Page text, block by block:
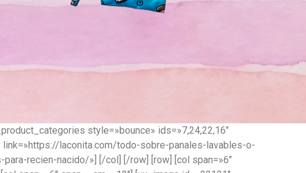
style=»bounce» ids=»7,24,22,16″
link=»https://laconita.com/todo-sobre-panales-lavables-o-
recien-nacido/»] [/col] [/row] [row] [col span=»6″